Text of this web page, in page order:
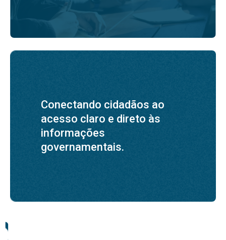
Conectando cidadãos ao
acesso claro e direto às
informações
governamentais.